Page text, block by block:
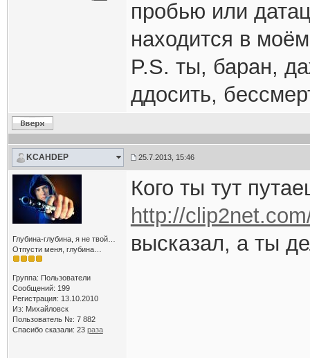
пробью или
находится в
P.S. ты, баран,
ддосить,
KCAHDEP 25.7.2013, 15:46
Глубина-глубина, я не твой…
Отпусти меня, глубина…
Группа: Пользователи
Сообщений: 199
Регистрация: 13.10.2010
Из: Михайловск
Пользователь №: 7 882
Спасибо сказали: 23 раза
Кого ты тут
http://
высказал, а ты